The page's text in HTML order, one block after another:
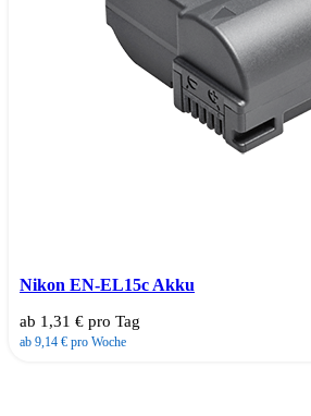
Nikon EN-EL15c Akku
ab 1,31 € pro Tag
ab 9,14 € pro Woche